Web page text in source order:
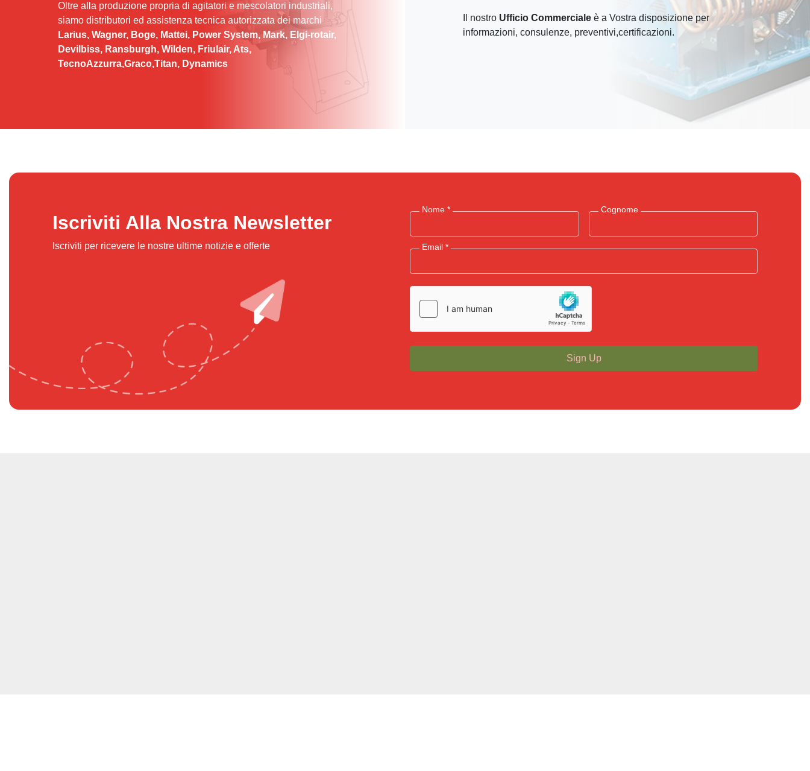
Oltre alla produzione propria di agitatori e mescolatori industriali,
siamo distributori ed assistenza tecnica autorizzata dei marchi
Larius, Wagner, Boge, Mattei, Power System, Mark, Elgi-rotair,
Devilbiss, Ransburgh, Wilden, Friulair, Ats,
TecnoAzzurra,Graco,Titan, Dynamics
Il nostro Ufficio Commerciale è a Vostra disposizione per
informazioni, consulenze, preventivi,certificazioni.
Iscriviti Alla Nostra Newsletter
Iscriviti per ricevere le nostre ultime notizie e offerte
Nome * Cognome
Email *
Sign Up